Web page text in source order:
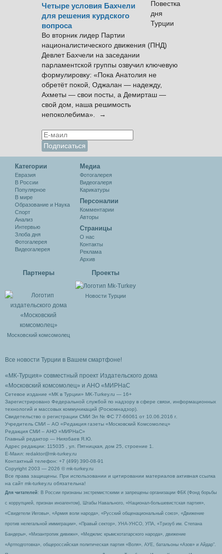
Четыре условия Бахчели
для решения курдского
вопроса
Во вторник лидер Партии
националистического движения (ПНД)
Девлет Бахчели на заседании
парламентской группы озвучил ключевую
формулировку: «Пока Анатолия не
обретёт покой, Оджалан — надежду,
Ахметы — свои посты, а Демирташ —
свой дом, наша решимость
непоколебима». →
Категории
Евразия
В России
Популярное
В мире
Образование и Наука
Спорт
Анализ
Интервью
Злоба дня
Фотогалерея
Видеогалерея
Медиа
Фотогалерея
Видеогалеря
Карикатуры
Персоналии
Комментарии
Авторы
Cтраницы
О нас
Контакты
Реклама
Архив
Партнеры
Московский комсомолец
Проекты
Новости Турции
Все новости Турции в Вашем смартфоне!
«МК-Турция» совместный проект Издательского дома
«Московский комсомолец» и АНО «МИРНаС
Сетевое издание «МК в Турции» MK-Turkey.ru — 16+
Зарегистрировано Федеральной службой по надзору в сфере связи, информационных
технологий и массовых коммуникаций (Роскомнадзор).
Свидетельство о регистрации СМИ Эл № ФС 77-66061 от 10.06.2016 г.
Учредитель СМИ – АО «Редакция газеты «Московский Комсомолец»
Редакция СМИ – АНО «МИРНаС»
Главный редактор — Ниязбаев Я.Ю.
Адрес редакции: 115035 , ул. Пятницкая, дом 25, строение 1.
Е-Маил: redaktor@mk-turkey.ru
Контактный телефон: +7 (499) 390-08-91
Copyright 2003 — 2026 © mk-turkey.ru
Все права защищены. При использовании и цитировании материалов активная ссылка
на сайт mk-turkey.ru обязательна!
Для читателей : В России признаны экстремистскими и запрещены организации ФБК (Фонд борьбы
с коррупцией, признан иноагентом), Штабы Навального, «Национал-большевистская партия»,
«Свидетели Иеговы», «Армия воли народа», «Русский общенациональный союз», «Движение
против нелегальной иммиграции», «Правый сектор», УНА-УНСО, УПА, «Тризуб им. Степана
Бандеры», «Мизантропик дивижн», «Меджлис крымскотатарского народа», движение
«Артподготовка», общероссийская политическая партия «Воля», АУЕ, батальоны «Азов» и Айдар″.